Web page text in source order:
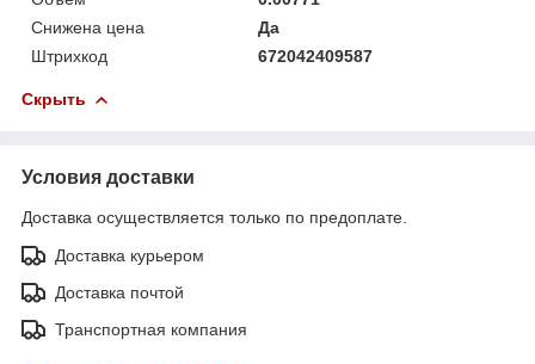
Снижена цена
Да
Штрихкод
672042409587
Скрыть
Условия доставки
Доставка осуществляется только по предоплате.
Доставка курьером
Доставка почтой
Транспортная компания